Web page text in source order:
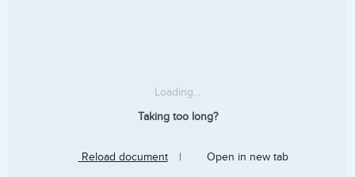
Loading...
Taking too long?
Reload document | Open in new tab